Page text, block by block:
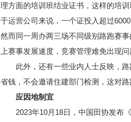
理方面的培训班结业证书，这样的培
于运营公司来说，一个证投入超过
然而同一周办两三场不同级别路跑赛
上赛事发展速度，竞赛管理难免出现问
此外，还有一些业内人士反映，路
省钱，不会邀请住建部门检测，这对
应因地制宜
2023年10月18日，中国田协发布《